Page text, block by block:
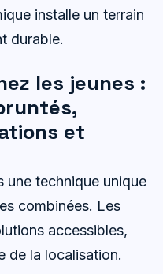
installe un terrain
durable.
les jeunes :
et
une technique unique
combinées. Les
accessibles,
de la localisation.